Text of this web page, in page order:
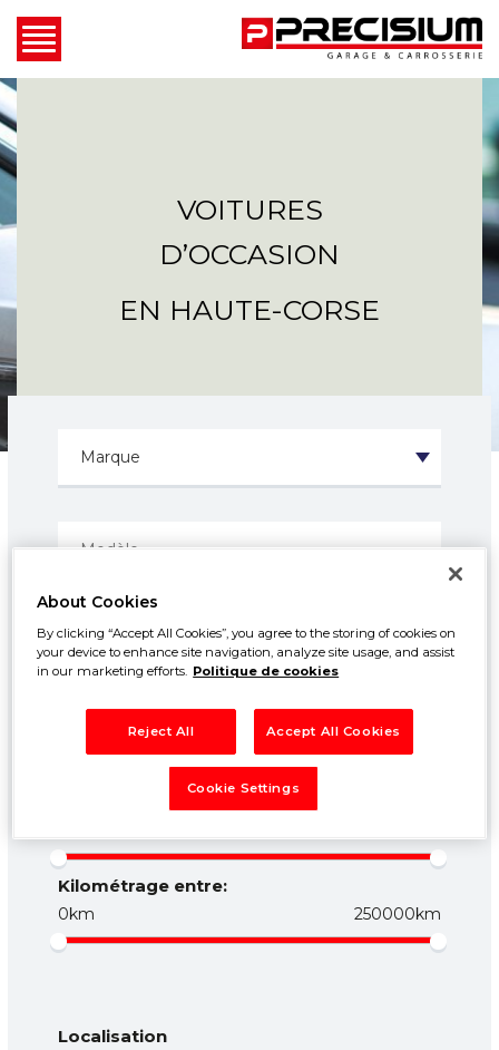
VOITURES
D’OCCASION
EN HAUTE-CORSE
Prix entre:
Kilométrage entre:
0km 250000km
Localisation
About Cookies
By clicking “Accept All Cookies”, you agree to the storing of cookies on
your device to enhance site navigation, analyze site usage, and assist
in our marketing efforts. Politique de cookies
Reject All Accept All Cookies
Cookie Settings